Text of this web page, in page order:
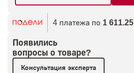
4 платежа по 1
Появились
вопросы о товаре?
Консультация эксперта